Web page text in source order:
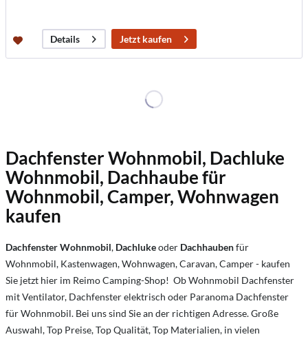
Details Jetzt kaufen
Dachfenster Wohnmobil, Dachluke
Wohnmobil, Dachhaube für
Wohnmobil, Camper, Wohnwagen
kaufen
DachfensterWohnmobil, Dachlukeoder Dachhaubenfür
Wohnmobil, Kastenwagen, Wohnwagen, Caravan, Camper - kaufen
Sie jetzt hier im Reimo Camping-Shop! Ob Wohnmobil Dachfenster
mit Ventilator, Dachfenster elektrisch oder Paranoma Dachfenster
für Wohnmobil. Bei uns sind Sie an der richtigen Adresse. Große
Auswahl, Top Preise, Top Qualität, Top Materialien, in vielen